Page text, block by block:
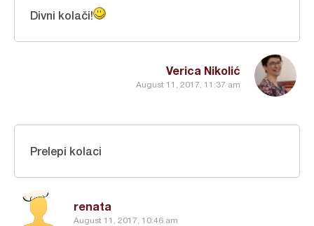
Verica Nikolić
August 11, 2017, 11:37 am
Divni kolači!
renata
August 11, 2017, 10:46 am
Prelepi kolaci